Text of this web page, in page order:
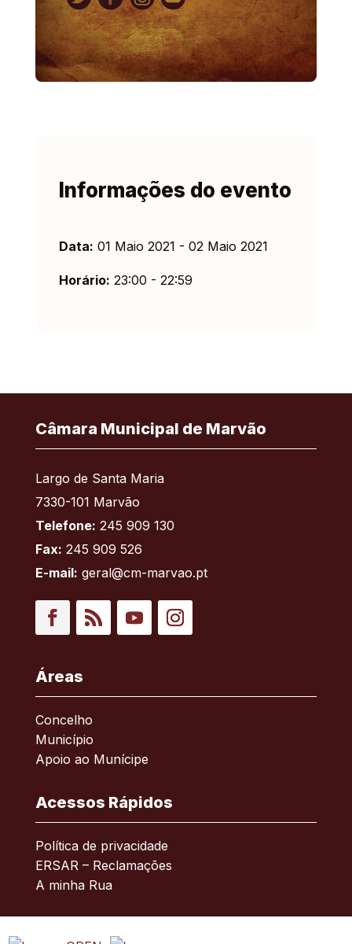
Informações do evento
Data: 01 Maio 2021 - 02 Maio 2021
Horário: 23:00 - 22:59
Câmara Municipal de Marvão
Largo de Santa Maria
7330-101 Marvão
Telefone: 245 909 130
Fax: 245 909 526
E-mail: geral@cm-marvao.pt
Áreas
Concelho
Município
Apoio ao Munícipe
Acessos Rápidos
Política de privacidade
ERSAR – Reclamações
A minha Rua